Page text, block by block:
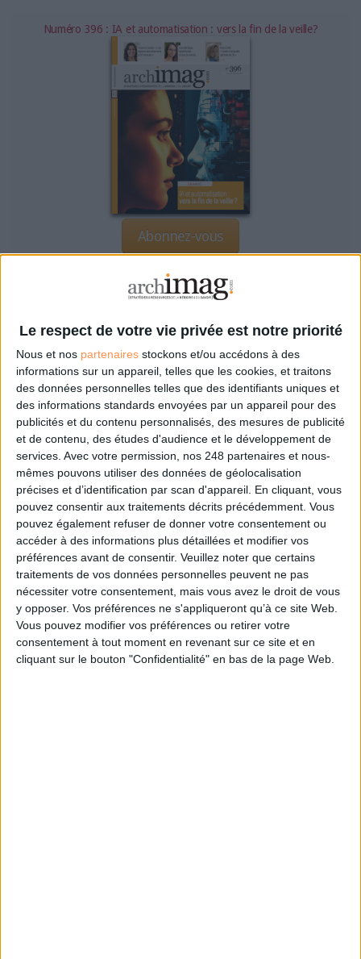
Le respect de votre vie privée est notre priorité
Nous et nos partenaires stockons et/ou accédons à des
informations sur un appareil, telles que les cookies, et traitons
des données personnelles telles que des identifiants uniques et
des informations standards envoyées par un appareil pour des
publicités et du contenu personnalisés, des mesures de publicité
et de contenu, des études d'audience et le développement de
services. Avec votre permission, nos 248 partenaires et nous-
mêmes pouvons utiliser des données de géolocalisation
précises et d’identification par scan d'appareil. En cliquant, vous
pouvez consentir aux traitements décrits précédemment. Vous
pouvez également refuser de donner votre consentement ou
accéder à des informations plus détaillées et modifier vos
préférences avant de consentir. Veuillez noter que certains
traitements de vos données personnelles peuvent ne pas
nécessiter votre consentement, mais vous avez le droit de vous
y opposer. Vos préférences ne s'appliqueront qu’à ce site Web.
Vous pouvez modifier vos préférences ou retirer votre
consentement à tout moment en revenant sur ce site et en
cliquant sur le bouton "Confidentialité" en bas de la page Web.
Numéro 396 : IA et automatisation : vers la fin de la veille?
Abonnez-vous
Facebook
Twitter
Linkedin
RSS
LA BOUTIQUE
Les derniers mags :
IA et automatisation : vers la fin de la veille?
Bibliothèques : comment survivre face aux pressions?
DSI du secteur public : le pivot de la transformation
Les derniers guides :
IA génératives : cas d’usage et retours d’expérience